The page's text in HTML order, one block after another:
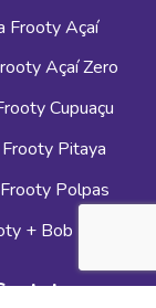
Frooty Açaí
Açaí Zero
Cupuaçu
Frooty Pitaya
Polpas
+ Bob Esponja